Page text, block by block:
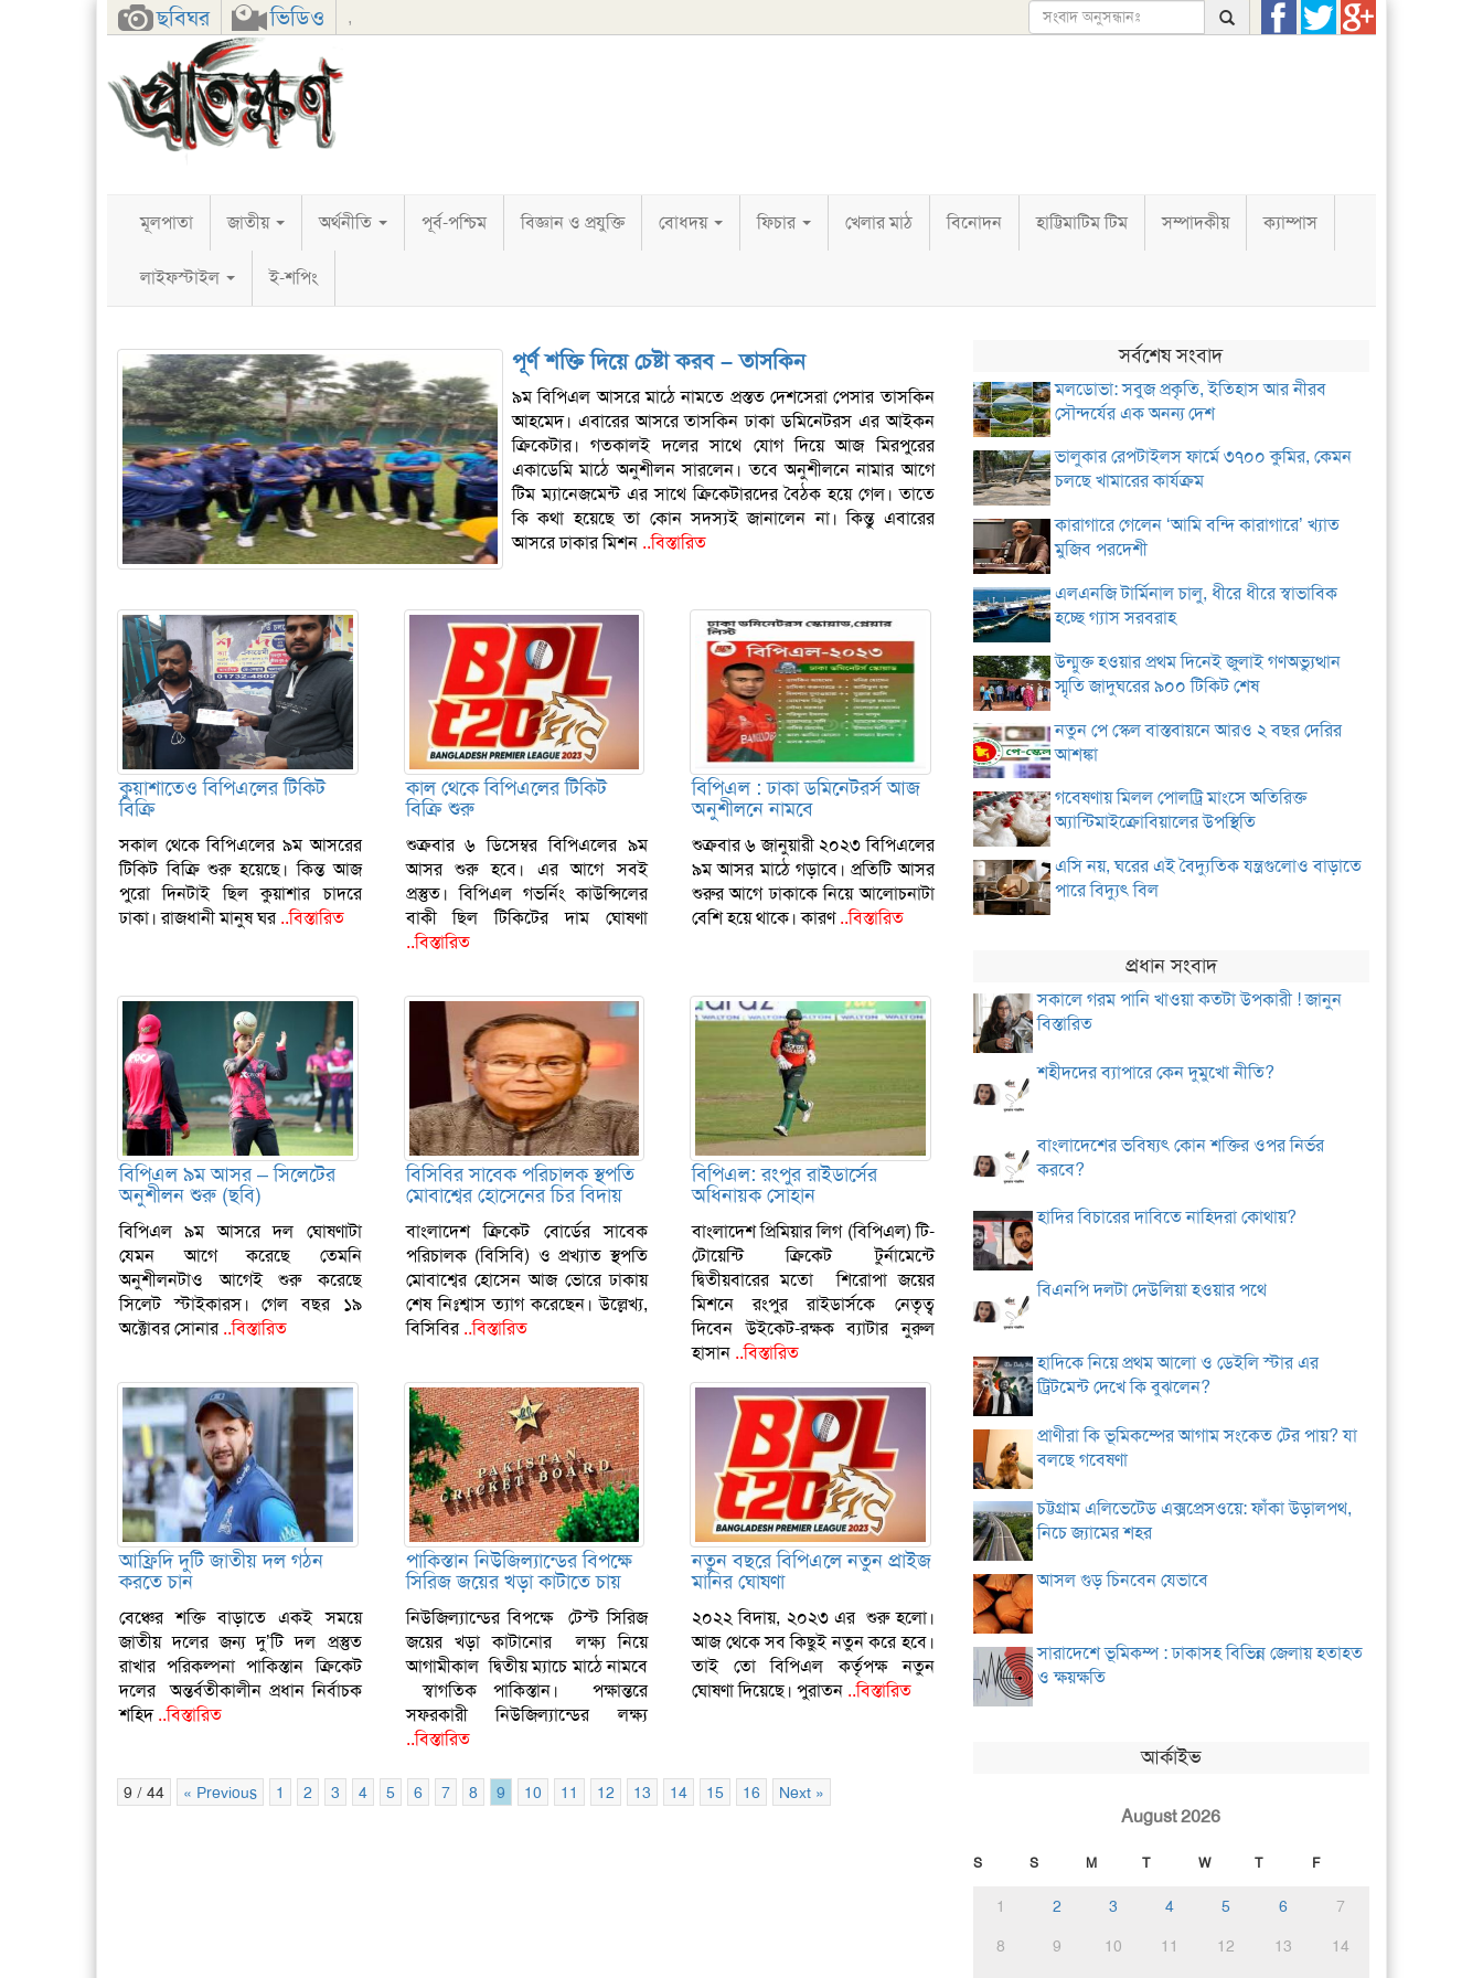
ছবিঘর ভিডিও ,
FacebookTwitterGoogle+
মূলপাতা জাতীয় অর্থনীতি পূর্ব-পশ্চিম বিজ্ঞান ও প্রযুক্তি বোধদয় ফিচার খেলার মাঠ বিনোদন হাট্টিমাটিম টিম সম্পাদকীয় ক্যাম্পাস
লাইফস্টাইল ই-শপিং
পূর্ণ শক্তি দিয়ে চেষ্টা করব – তাসকিন
৯ম বিপিএল আসরে মাঠে নামতে প্রস্তত দেশসেরা পেসার তাসকিন
আহমেদ। এবারের আসরে তাসকিন ঢাকা ডমিনেটরস এর আইকন
ক্রিকেটার। গতকালই দলের সাথে যোগ দিয়ে আজ মিরপুরের
একাডেমি মাঠে অনুশীলন সারলেন। তবে অনুশীলনে নামার আগে
টিম ম্যানেজমেন্ট এর সাথে ক্রিকেটারদের বৈঠক হয়ে গেল। তাতে
কি কথা হয়েছে তা কোন সদস্যই জানালেন না। কিন্তু এবারের
আসরে ঢাকার মিশন ..বিস্তারিত
কুয়াশাতেও বিপিএলের টিকিট
বিক্রি
সকাল থেকে বিপিএলের ৯ম আসরের
টিকিট বিক্রি শুরু হয়েছে। কিন্ত আজ
পুরো দিনটাই ছিল কুয়াশার চাদরে
ঢাকা। রাজধানী মানুষ ঘর..বিস্তারিত
কাল থেকে বিপিএলের টিকিট
বিক্রি শুরু
শুক্রবার ৬ ডিসেম্বর বিপিএলের ৯ম
আসর শুরু হবে। এর আগে সবই
প্রস্তুত। বিপিএল গভর্নিং কাউন্সিলের
বাকী ছিল টিকিটের দাম ঘোষণা
..বিস্তারিত
বিপিএল : ঢাকা ডমিনেটরর্স আজ
অনুশীলনে নামবে
শুক্রবার ৬ জানুয়ারী ২০২৩ বিপিএলের
৯ম আসর মাঠে গড়াবে। প্রতিটি আসর
শুরুর আগে ঢাকাকে নিয়ে আলোচনাটা
বেশি হয়ে থাকে। কারণ..বিস্তারিত
বিপিএল ৯ম আসর – সিলেটের
অনুশীলন শুরু (ছবি)
বিপিএল ৯ম আসরে দল ঘোষণাটা
যেমন আগে করেছে তেমনি
অনুশীলনটাও আগেই শুরু করেছে
সিলেট স্টাইকারস। গেল বছর ১৯
অক্টোবর সোনার..বিস্তারিত
বিসিবির সাবেক পরিচালক স্থপতি
মোবাশ্বের হোসেনের চির বিদায়
বাংলাদেশ ক্রিকেট বোর্ডের সাবেক
পরিচালক (বিসিবি) ও প্রখ্যাত স্থপতি
মোবাশ্বের হোসেন আজ ভোরে ঢাকায়
শেষ নিঃশ্বাস ত্যাগ করেছেন। উল্লেখ্য,
বিসিবির..বিস্তারিত
বিপিএল: রংপুর রাইডার্সের
অধিনায়ক সোহান
বাংলাদেশ প্রিমিয়ার লিগ (বিপিএল) টি-
টোয়েন্টি ক্রিকেট টুর্নামেন্টে
দ্বিতীয়বারের মতো শিরোপা জয়ের
মিশনে রংপুর রাইডার্সকে নেতৃত্ব
দিবেন উইকেট-রক্ষক ব্যাটার নুরুল
হাসান ..বিস্তারিত
আফ্রিদি দুটি জাতীয় দল গঠন
করতে চান
বেঞ্চের শক্তি বাড়াতে একই সময়ে
জাতীয় দলের জন্য দু’টি দল প্রস্তুত
রাখার পরিকল্পনা পাকিস্তান ক্রিকেট
দলের অন্তর্বতীকালীন প্রধান নির্বাচক
শহিদ..বিস্তারিত
পাকিস্তান নিউজিল্যান্ডের বিপক্ষে
সিরিজ জয়ের খড়া কাটাতে চায়
নিউজিল্যান্ডের বিপক্ষে টেস্ট সিরিজ
জয়ের খড়া কাটানোর লক্ষ্য নিয়ে
আগামীকাল দ্বিতীয় ম্যাচে মাঠে নামবে
স্বাগতিক পাকিস্তান। পক্ষান্তরে
সফরকারী নিউজিল্যান্ডের লক্ষ্য
..বিস্তারিত
নতুন বছরে বিপিএলে নতুন প্রাইজ
মানির ঘোষণা
২০২২ বিদায়, ২০২৩ এর ‍শুরু হলো।
আজ থেকে সব কিছুই নতুন করে হবে।
তাই তো বিপিএল কর্তৃপক্ষ নতুন
ঘোষণা দিয়েছে। পুরাতন ..বিস্তারিত
9 / 44 « Previous 1 2 3 4 5 6 7 8 9 10 11 12 13 14 15 16 Next »
সর্বশেষ সংবাদ
মলডোভা: সবুজ প্রকৃতি, ইতিহাস আর নীরব
সৌন্দর্যের এক অনন্য দেশ
ভালুকার রেপটাইলস ফার্মে ৩৭০০ কুমির, কেমন
চলছে খামারের কার্যক্রম
কারাগারে গেলেন ‘আমি বন্দি কারাগারে’ খ্যাত
মুজিব পরদেশী
এলএনজি টার্মিনাল চালু, ধীরে ধীরে স্বাভাবিক
হচ্ছে গ্যাস সরবরাহ
উন্মুক্ত হওয়ার প্রথম দিনেই জুলাই গণঅভ্যুত্থান
স্মৃতি জাদুঘরের ৯০০ টিকিট শেষ
নতুন পে স্কেল বাস্তবায়নে আরও ২ বছর দেরির
আশঙ্কা
গবেষণায় মিলল পোলট্রি মাংসে অতিরিক্ত
অ্যান্টিমাইক্রোবিয়ালের উপস্থিতি
এসি নয়, ঘরের এই বৈদ্যুতিক যন্ত্রগুলোও বাড়াতে
পারে বিদ্যুৎ বিল
প্রধান সংবাদ
সকালে গরম পানি খাওয়া কতটা উপকারী ! জানুন
বিস্তারিত
শহীদদের ব্যাপারে কেন দুমুখো নীতি?
বাংলাদেশের ভবিষ্যৎ কোন শক্তির ওপর নির্ভর
করবে?
হাদির বিচারের দাবিতে নাহিদরা কোথায়?
বিএনপি দলটা দেউলিয়া হওয়ার পথে
হাদিকে নিয়ে প্রথম আলো ও ডেইলি স্টার এর
ট্রিটমেন্ট দেখে কি বুঝলেন?
প্রাণীরা কি ভূমিকম্পের আগাম সংকেত টের পায়? যা
বলছে গবেষণা
চট্টগ্রাম এলিভেটেড এক্সপ্রেসওয়ে: ফাঁকা উড়ালপথ,
নিচে জ্যামের শহর
আসল গুড় চিনবেন যেভাবে
সারাদেশে ভূমিকম্প : ঢাকাসহ বিভিন্ন জেলায় হতাহত
ও ক্ষয়ক্ষতি
আর্কাইভ
August 2026
S S M T W T F
1 2 3 4 5 6
7
8
9 10 11 12 13
14